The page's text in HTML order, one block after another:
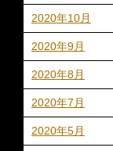
2020年10月
2020年9月
2020年8月
2020年7月
2020年5月